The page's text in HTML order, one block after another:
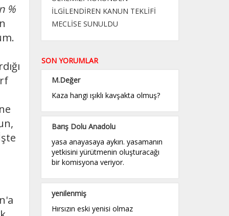
%
İLGİLENDİREN KANUN TEKLİFİ
MECLİSE SUNULDU
SON YORUMLAR
M.Değer
Kaza hangi ışıklı kavşakta olmuş?
Barış Dolu Anadolu
yasa anayasaya aykırı. yasamanın
yetkisini yürütmenin oluşturacağı
bir komisyona veriyor.
yenilenmiş
Hırsızın eski yenisi olmaz